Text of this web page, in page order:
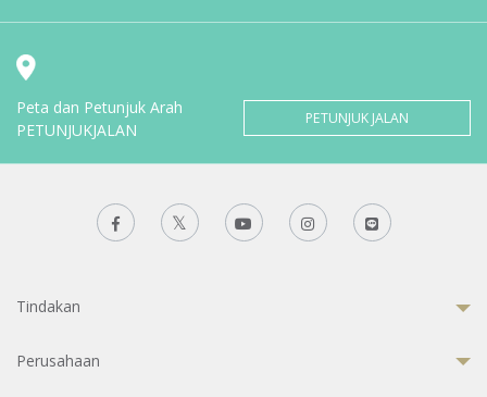
Peta dan Petunjuk Arah
PETUNJUKJALAN
PETUNJUK JALAN
Tindakan
Perusahaan